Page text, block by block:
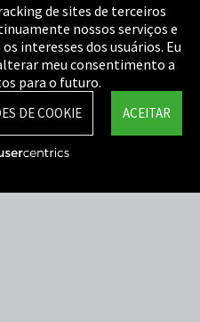
de sites de terceiros
nossos serviços e
interesses dos usuários. Eu
meu consentimento a
para o futuro.
ACEITAR
DE COOKIE